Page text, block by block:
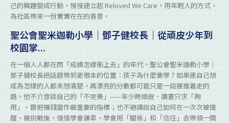
己的興趣變成行動，慢慢建立起 Reloved We Care，用年輕人的方式，
為社區帶來一份實實在在的善意。
聖公會聖米迦勒小學｜鄧子健校長｜從頑皮少年到
校園掌...
在一個人人都在問「成績怎樣衝上去」的年代，聖公會聖米迦勒小學｜
鄧子健校長把話題帶到更根本的位置：孩子為什麼要學？如果連自己想
成為怎樣的人都未想清楚，再漂亮的分數都可能只是一段被推着走的
路。他不介意談自己的「不完美」——年少時頑皮、讀書只求「夠
用」、曾把賺錢當作最重要的指標；也不避諱說自己如何在一次次被提
醒、被挑戰後，慢慢學會謙卑，學會用「關係」和「信任」去帶領一間